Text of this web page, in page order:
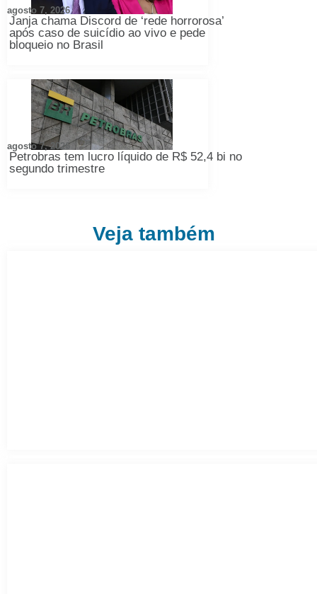
Janja chama Discord de ‘rede horrorosa’
após caso de suicídio ao vivo e pede
bloqueio no Brasil
agosto 7, 2026
Petrobras tem lucro líquido de R$ 52,4 bi no
segundo trimestre
agosto 7, 2026
Veja também